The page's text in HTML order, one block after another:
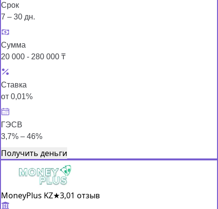
Срок
7 – 30 дн.
Сумма
20 000 - 280 000 ₸
Ставка
от 0,01%
ГЭСВ
3,7% – 46%
Получить деньги
MoneyPlus KZ★3,01 отзыв